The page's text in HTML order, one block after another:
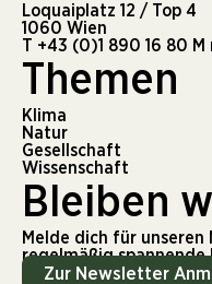
Loquaiplatz 12 / Top 4
1060 Wien
T +43 (0)1 890 16 80 M
Themen
Klima
Natur
Gesellschaft
Wissenschaft
Bleiben
Melde dich für
regelmäßig spannende
Zur Newsletter